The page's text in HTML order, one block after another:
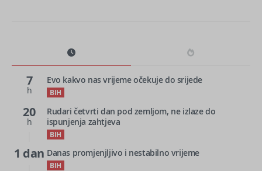
7
h
Evo kakvo nas vrijeme očekuje do srijede
BIH
20
h
Rudari četvrti dan pod zemljom, ne izlaze do
ispunjenja zahtjeva
BIH
1 dan Danas promjenjljivo i nestabilno vrijeme
BIH